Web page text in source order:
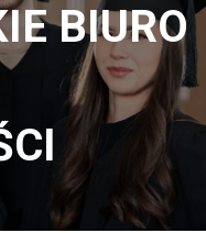
BIURO